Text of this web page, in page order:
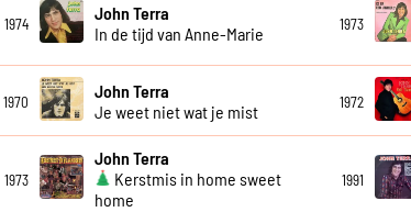
1974
John Terra
In de tijd van Anne-Marie
1973
1970
John Terra
Je weet niet wat je mist
1972
1973
John Terra
Kerstmis in home sweet
home
1991